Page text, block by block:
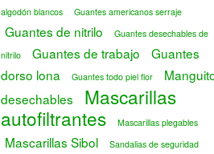
algodón blancos
Guantes americanos serraje
Guantes de nitrilo
Guantes desechables de
nitrilo
Guantes de trabajo
Guantes
dorso lona
Guantes todo piel flor
desechables
Mascarillas
autofiltrantes
Mascarillas plegables
Mascarillas Sibol
Sandalias de seguridad